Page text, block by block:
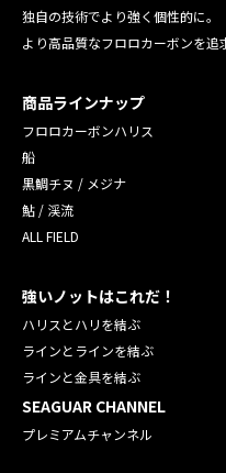
独自の技術でより強く個性的に。
より高品質なフロロカーボンを追
商品ラインナップ
フロロカーボンハリス
船
黒鯛チヌ / メジナ
鮎 / 渓流
ALL FIELD
強いノットはこれだ！
ハリスとハリを結ぶ
ラインとラインを結ぶ
ラインと金具を結ぶ
SEAGUAR CHANNEL
プレミアムチャンネル